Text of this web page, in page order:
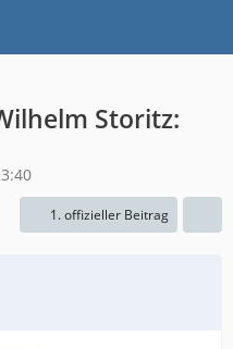
Storitz:
1. offizieller Beitrag